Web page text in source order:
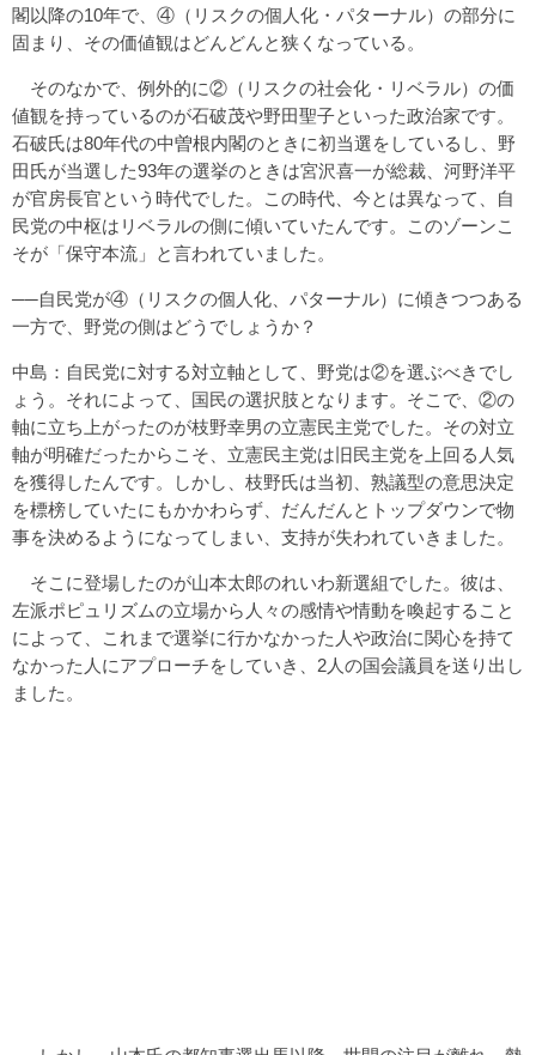
閣以降の10年で、④（リスクの個人化・パターナル）の部分に
固まり、その価値観はどんどんと狭くなっている。
そのなかで、例外的に②（リスクの社会化・リベラル）の価
値観を持っているのが石破茂や野田聖子といった政治家です。
石破氏は80年代の中曽根内閣のときに初当選をしているし、野
田氏が当選した93年の選挙のときは宮沢喜一が総裁、河野洋平
が官房長官という時代でした。この時代、今とは異なって、自
民党の中枢はリベラルの側に傾いていたんです。このゾーンこ
そが「保守本流」と言われていました。
──自民党が④（リスクの個人化、パターナル）に傾きつつある
一方で、野党の側はどうでしょうか？
中島：自民党に対する対立軸として、野党は②を選ぶべきでし
ょう。それによって、国民の選択肢となります。そこで、②の
軸に立ち上がったのが枝野幸男の立憲民主党でした。その対立
軸が明確だったからこそ、立憲民主党は旧民主党を上回る人気
を獲得したんです。しかし、枝野氏は当初、熟議型の意思決定
を標榜していたにもかかわらず、だんだんとトップダウンで物
事を決めるようになってしまい、支持が失われていきました。
そこに登場したのが山本太郎のれいわ新選組でした。彼は、
左派ポピュリズムの立場から人々の感情や情動を喚起すること
によって、これまで選挙に行かなかった人や政治に関心を持て
なかった人にアプローチをしていき、2人の国会議員を送り出し
ました。